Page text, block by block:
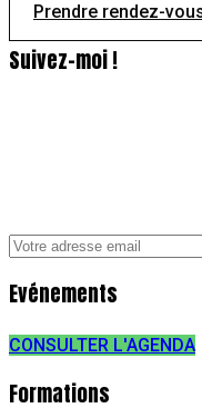
Prendre rendez-
Suivez-moi !
Evénements
CONSULTER L'AGENDA
Formations